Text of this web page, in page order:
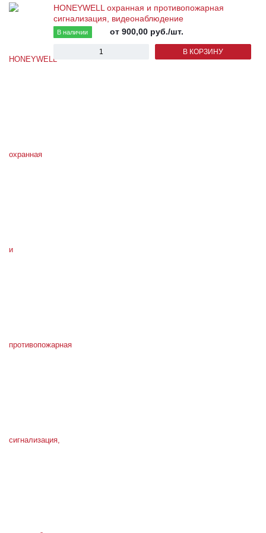
HONEYWELL охранная и противопожарная
сигнализация, видеонаблюдение
В наличии от 900,00 руб./шт.
В КОРЗИНУ